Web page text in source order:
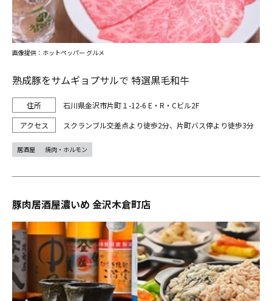
熟成豚をサムギョプサルで 特選黒毛和牛
石川県金沢市片町１-12-6 E・R・Cビル2F
スクランブル交差点より徒歩2分、片町バス停より徒歩3分
画像提供：ホットペッパー グルメ
居酒屋 焼肉・ホルモン
豚肉居酒屋濃いめ 金沢木倉町店